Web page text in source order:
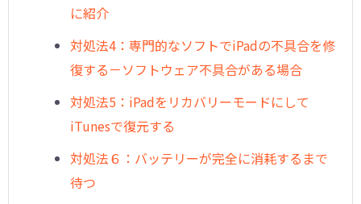
に紹介
対処法4：専門的なソフトでiPadの不具合を修
復する－ソフトウェア不具合がある場合
対処法5：iPadをリカバリーモードにして
iTunesで復元する
対処法６：バッテリーが完全に消耗するまで
待つ